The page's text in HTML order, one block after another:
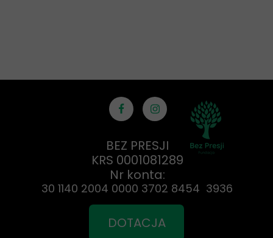
BEZ PRESJI
KRS 0001081289
Nr konta:
30 1140 2004 0000 3702 8454 3936
DOTACJA